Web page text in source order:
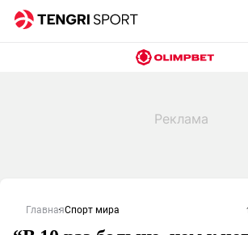
ГлавнаяСпорт мира